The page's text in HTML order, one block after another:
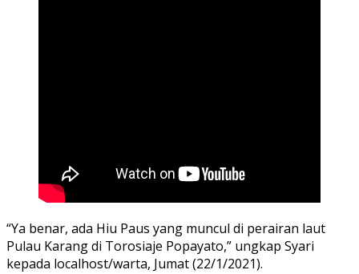
“Ya benar, ada Hiu Paus yang muncul di perairan laut
Pulau Karang di Torosiaje Popayato,” ungkap Syari
kepada localhost/warta, Jumat (22/1/2021).